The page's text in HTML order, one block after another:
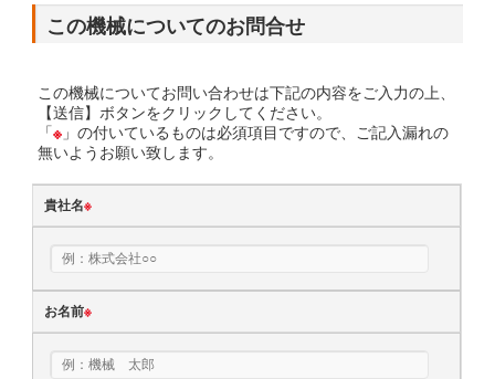
この機械についてのお問合せ
この機械についてお問い合わせは下記の内容をご入力の上、
【送信】ボタンをクリックしてください。
「※ 」の付いているものは必須項目ですので、ご記入漏れの
無いようお願い致します。
貴社名※
お名前※